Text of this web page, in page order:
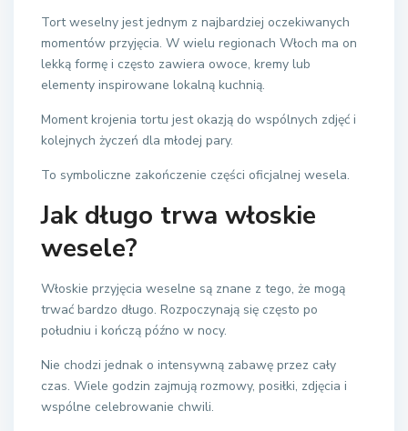
Tort weselny jest jednym z najbardziej oczekiwanych
momentów przyjęcia. W wielu regionach Włoch ma on
lekką formę i często zawiera owoce, kremy lub
elementy inspirowane lokalną kuchnią.
Moment krojenia tortu jest okazją do wspólnych zdjęć i
kolejnych życzeń dla młodej pary.
To symboliczne zakończenie części oficjalnej wesela.
Jak długo trwa włoskie
wesele?
Włoskie przyjęcia weselne są znane z tego, że mogą
trwać bardzo długo. Rozpoczynają się często po
południu i kończą późno w nocy.
Nie chodzi jednak o intensywną zabawę przez cały
czas. Wiele godzin zajmują rozmowy, posiłki, zdjęcia i
wspólne celebrowanie chwili.